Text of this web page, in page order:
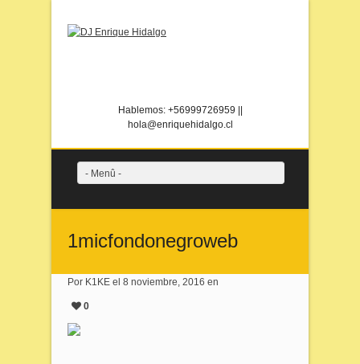
Hablemos: +56999726959 ||
hola@enriquehidalgo.cl
- Menû -
1micfondonegroweb
Por K1KE el 8 noviembre, 2016 en
0